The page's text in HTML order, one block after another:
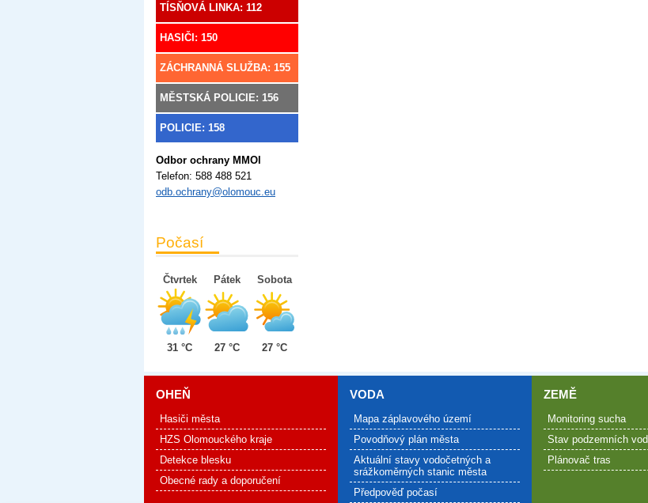
TÍSŇOVÁ LINKA: 112
HASIČI: 150
ZÁCHRANNÁ SLUŽBA: 155
MĚSTSKÁ POLICIE: 156
POLICIE: 158
Odbor ochrany MMOl
Telefon: 588 488 521
odb.ochrany@olomouc.eu
Počasí
Čtvrtek
31 °C
Pátek
27 °C
Sobota
27 °C
OHEŇ
Hasiči města
HZS Olomouckého kraje
Detekce blesku
Obecné rady a doporučení
VODA
Mapa záplavového území
Povodňový plán města
Aktuální stavy vodočetných a
srážkoměrných stanic města
Předpověď počasí
ZEMĚ
Monitoring sucha
Stav podzemních vod
Plánovač tras